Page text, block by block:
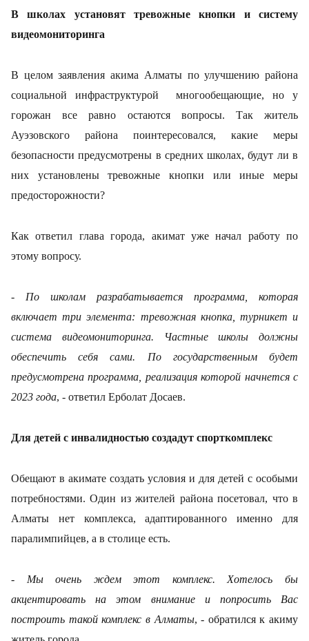
В школах установят тревожные кнопки и систему
видеомониторинга
В целом заявления акима Алматы по улучшению района
социальной инфраструктурой многообещающие, но у
горожан все равно остаются вопросы. Так житель
Ауэзовского района поинтересовался, какие меры
безопасности предусмотрены в средних школах, будут ли в
них установлены тревожные кнопки или иные меры
предосторожности?
Как ответил глава города, акимат уже начал работу по
этому вопросу.
- По школам разрабатывается программа, которая
включает три элемента: тревожная кнопка, турникет и
система видеомониторинга. Частные школы должны
обеспечить себя сами. По государственным будет
предусмотрена программа, реализация которой начнется с
2023 года, - ответил Ерболат Досаев.
Для детей с инвалидностью создадут спорткомплекс
Обещают в акимате создать условия и для детей с особыми
потребностями. Один из жителей района посетовал, что в
Алматы нет комплекса, адаптированного именно для
паралимпийцев, а в столице есть.
- Мы очень ждем этот комплекс. Хотелось бы
акцентировать на этом внимание и попросить Вас
построить такой комплекс в Алматы, - обратился к акиму